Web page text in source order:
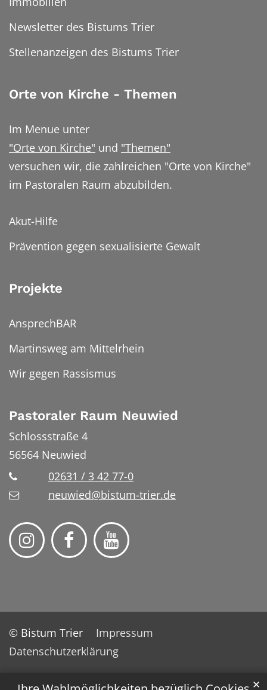
✕
Newsletter des Bistums Trier
Stellenanzeigen des Bistums Trier
Orte von Kirche - Themen
Im Menue unter
"Orte von Kirche" und "Themen"
versuchen wir, die zahlreichen "Orte von Kirche"
im Pastoralen Raum abzubilden.
Akut-Hilfe
Prävention gegen sexualisierte Gewalt
Projekte
AnsprechBAR
Martinsweg am Mittelrhein
Wir gegen Rassismus
Pastoraler Raum Neuwied
Schlossstraße 4
56564 Neuwied
02631 / 3 42 77-0
neuwied@bistum-trier.de
© Bistum Trier
Impressum
Datenschutzerklärung